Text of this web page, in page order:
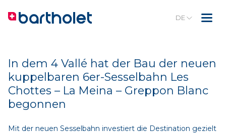
DE
In dem 4 Vallé hat der Bau der neuen
kuppelbaren 6er-Sesselbahn Les
Chottes – La Meina – Greppon Blanc
begonnen
Mit der neuen Sesselbahn investiert die Destination gezielt